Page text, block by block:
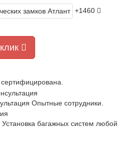
+1460
Опытные сотрудники.
Установка багажных систем любой